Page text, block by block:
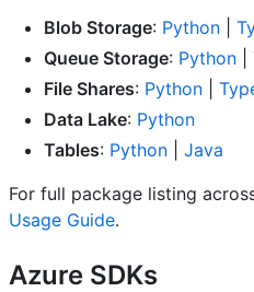
Blob Storage: Python
Queue Storage: Python
File Shares: Python
Data Lake: Python
Tables: Python
Java
For full package listing
Usage Guide.
Azure SDKs